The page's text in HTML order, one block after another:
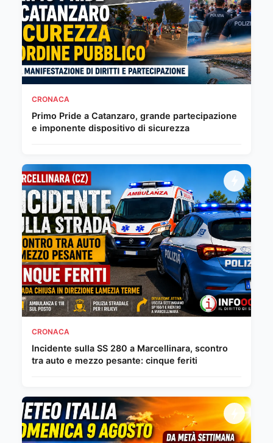
CRONACA
Primo Pride a Catanzaro, grande partecipazione
e imponente dispositivo di sicurezza
CRONACA
Incidente sulla SS 280 a Marcellinara, scontro
tra auto e mezzo pesante: cinque feriti